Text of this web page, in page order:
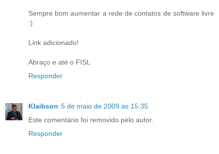
Sempre bom aumentar a rede de contatos de software livre
:)
Link adicionado!
Abraço e até o FISL
Responder
Klaibson 5 de maio de 2009 às 15:35
Este comentário foi removido pelo autor.
Responder